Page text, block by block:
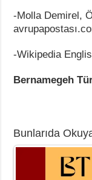
-Molla Demirel,
-Wikipedia
Bernamegeh
Bunlarıda